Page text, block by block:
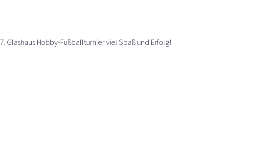
Glashaus Hobby-Fußballturnier viel Spaß und Erfolg!